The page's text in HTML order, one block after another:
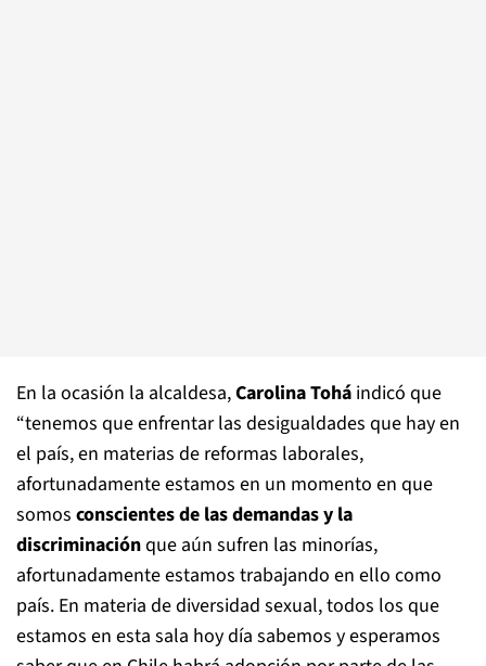
En la ocasión la alcaldesa,Carolina Tohá indicó que
“tenemos que enfrentar las desigualdades que hay en
el país, en materias de reformas laborales,
afortunadamente estamos en un momento en que
somos conscientes de las demandas y la
discriminaciónque aún sufren las minorías,
afortunadamente estamos trabajando en ello como
país. En materia de diversidad sexual, todos los que
estamos en esta sala hoy día sabemos y esperamos